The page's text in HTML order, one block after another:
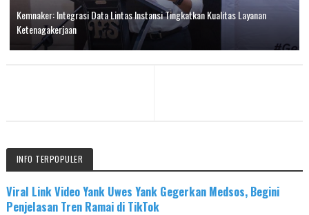
Kemnaker: Integrasi Data Lintas Instansi Tingkatkan Kualitas Layanan
Ketenagakerjaan
INFO TERPOPULER
Viral Link Video Yank Uwes Yank Gegerkan Medsos, Begini
Penjelasan Tren Ramai di TikTok